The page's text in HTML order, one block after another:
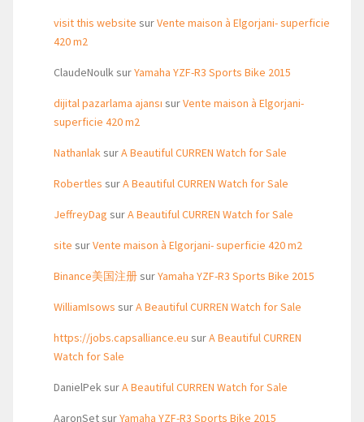
visit this website surVente maison à Elgorjani- superficie
420 m2
ClaudeNoulksurYamaha YZF-R3 Sports Bike 2015
dijital pazarlama ajansı surVente maison à Elgorjani-
superficie 420 m2
NathanlaksurA Beautiful CURREN Watch for Sale
Robertles surA Beautiful CURREN Watch for Sale
JeffreyDag surA Beautiful CURREN Watch for Sale
site surVente maison à Elgorjani- superficie 420 m2
Binance美国注册surYamaha YZF-R3 Sports Bike 2015
WilliamIsows surA Beautiful CURREN Watch for Sale
https://jobs.capsalliance.eu surA Beautiful CURREN
Watch for Sale
DanielPeksurA Beautiful CURREN Watch for Sale
AaronSetsurYamaha YZF-R3 Sports Bike 2015